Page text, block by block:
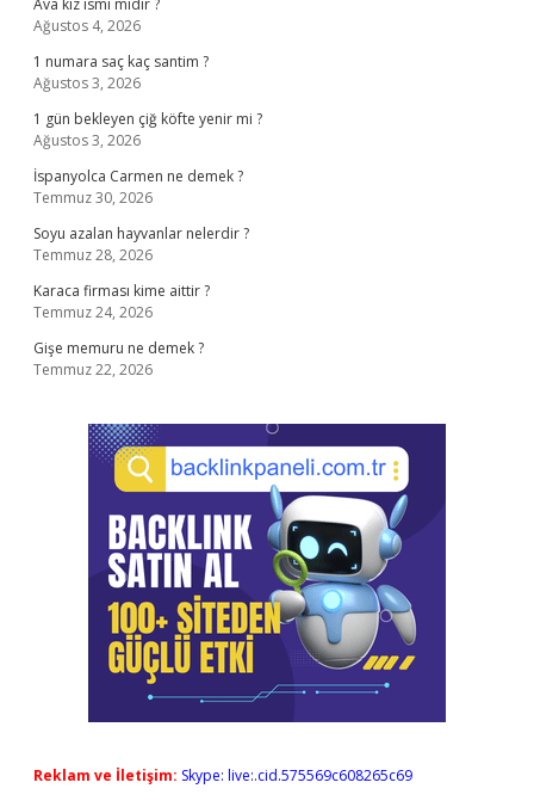
Ava kız ismi midir ?
Ağustos 4, 2026
1 numara saç kaç santim ?
Ağustos 3, 2026
1 gün bekleyen çiğ köfte yenir mi ?
Ağustos 3, 2026
İspanyolca Carmen ne demek ?
Temmuz 30, 2026
Soyu azalan hayvanlar nelerdir ?
Temmuz 28, 2026
Karaca firması kime aittir ?
Temmuz 24, 2026
Gişe memuru ne demek ?
Temmuz 22, 2026
Reklam ve İletişim: Skype: live:.cid.575569c608265c69